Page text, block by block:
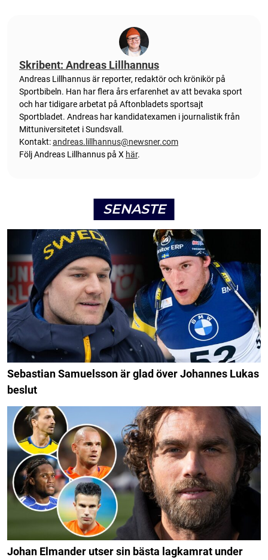
Skribent: Andreas Lillhannus
Andreas Lillhannus är reporter, redaktör och krönikör på
Sportbibeln. Han har flera års erfarenhet av att bevaka sport
och har tidigare arbetat på Aftonbladets sportsajt
Sportbladet. Andreas har kandidatexamen i journalistik från
Mittuniversitetet i Sundsvall.
Kontakt:andreas.lillhannus@newsner.com
Följ Andreas Lillhannus på X här.
SENASTE
Sebastian Samuelsson är glad över Johannes Lukas
beslut
Johan Elmander utser sin bästa lagkamrat under